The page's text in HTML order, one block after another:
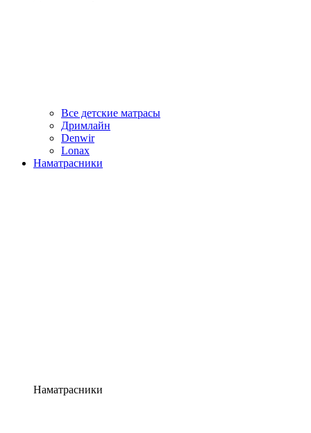
Все детские матрасы
Дримлайн
Denwir
Lonax
Наматрасники
Наматрасники